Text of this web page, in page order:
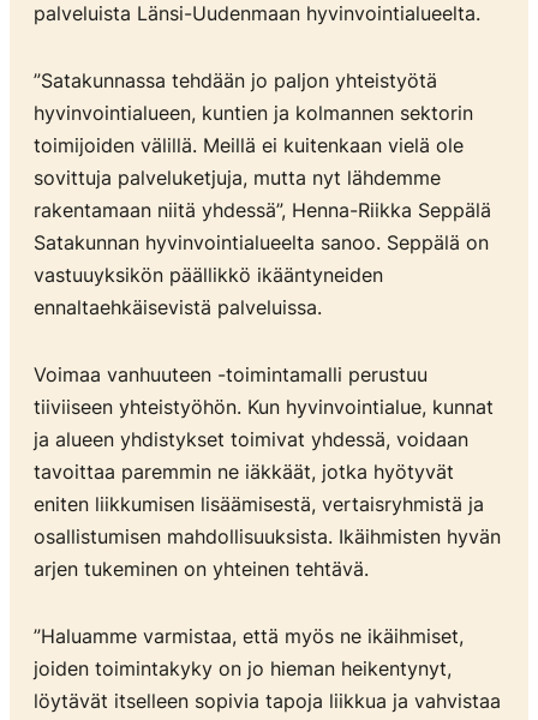
palveluista Länsi-Uudenmaan hyvinvointialueelta.
”Satakunnassa tehdään jo paljon yhteistyötä
hyvinvointialueen, kuntien ja kolmannen sektorin
toimijoiden välillä. Meillä ei kuitenkaan vielä ole
sovittuja palveluketjuja, mutta nyt lähdemme
rakentamaan niitä yhdessä”, Henna-Riikka Seppälä
Satakunnan hyvinvointialueelta sanoo. Seppälä on
vastuuyksikön päällikkö ikääntyneiden
ennaltaehkäisevistä palveluissa.
Voimaa vanhuuteen -toimintamalli perustuu
tiiviiseen yhteistyöhön. Kun hyvinvointialue, kunnat
ja alueen yhdistykset toimivat yhdessä, voidaan
tavoittaa paremmin ne iäkkäät, jotka hyötyvät
eniten liikkumisen lisäämisestä, vertaisryhmistä ja
osallistumisen mahdollisuuksista. Ikäihmisten hyvän
arjen tukeminen on yhteinen tehtävä.
”Haluamme varmistaa, että myös ne ikäihmiset,
joiden toimintakyky on jo hieman heikentynyt,
löytävät itselleen sopivia tapoja liikkua ja vahvistaa